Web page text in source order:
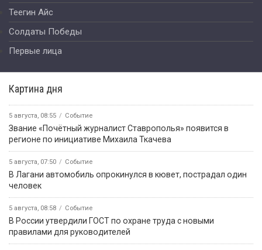
Теегин Айс
Солдаты Победы
Первые лица
Картина дня
5 августа, 08:55 Событие
Звание «Почётный журналист Ставрополья» появится в
регионе по инициативе Михаила Ткачева
5 августа, 07:50 Событие
В Лагани автомобиль опрокинулся в кювет, пострадал один
человек
5 августа, 08:58 Событие
В России утвердили ГОСТ по охране труда с новыми
правилами для руководителей